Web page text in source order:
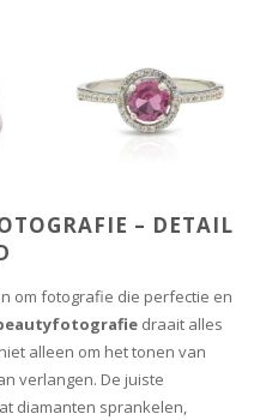
– DETAIL
om fotografie die perfectie en
draait alles
alleen om het tonen van
verlangen. De juiste
diamanten sprankelen,